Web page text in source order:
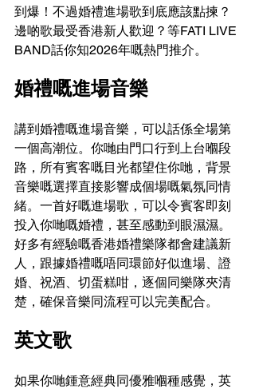
到爆！不過婚禮進場歌到底應該點揀？
邊啲歌最受香港新人歡迎？等FATI LIVE
BAND話你知2026年嘅熱門推介。
婚禮嘅進場音樂
講到婚禮嘅進場音樂，可以話係全場第
一個高潮位。你哋由門口行到上台嗰段
路，所有賓客嘅目光都望住你哋，背景
音樂嘅選擇直接影響成個場嘅氣氛同情
緒。一首好嘅進場歌，可以令賓客即刻
投入你哋嘅婚禮，甚至感動到眼濕濕。
好多有經驗嘅香港婚禮樂隊都會建議新
人，跟據婚禮嘅唔同環節好似進場、證
婚、祝酒、切蛋糕咁，逐個同樂隊夾清
楚，確保音樂同流程可以完美配合。
英文歌
如果你哋鍾意經典同優雅嗰種感覺，英